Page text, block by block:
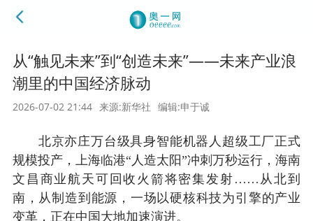
从“触见未来”到“创造未来”——未来产业浪
潮里的中国经济脉动
2026-07-02 21:44 来源:新华社 编辑:申于诚
北京亦庄万台级具身智能机器人超级工厂正式
规模投产，上海临港“人造太阳”冲刺万秒运行，海南
文昌商业航天可回收火箭将密集发射……从北到
南，从制造到能源，一场以硬核科技为引擎的产业
变革，正在中国大地加速演进。